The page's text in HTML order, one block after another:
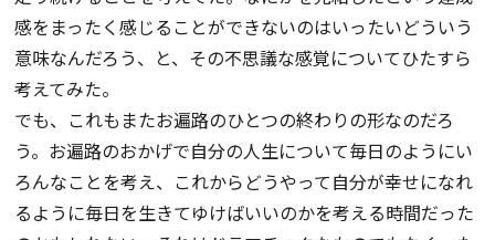
感をまったく感じることができないのはいったいどういう
意味なんだろう、と、その不思議な感覚についてひたすら
考えてみた。
でも、これもまたお遍路のひとつの終わりの形なのだろ
う。お遍路のおかげで自分の人生について毎日のようにい
ろんなことを考え、これからどうやって自分が幸せになれ
るように毎日を生きてゆけばいいのかを考える時間だった